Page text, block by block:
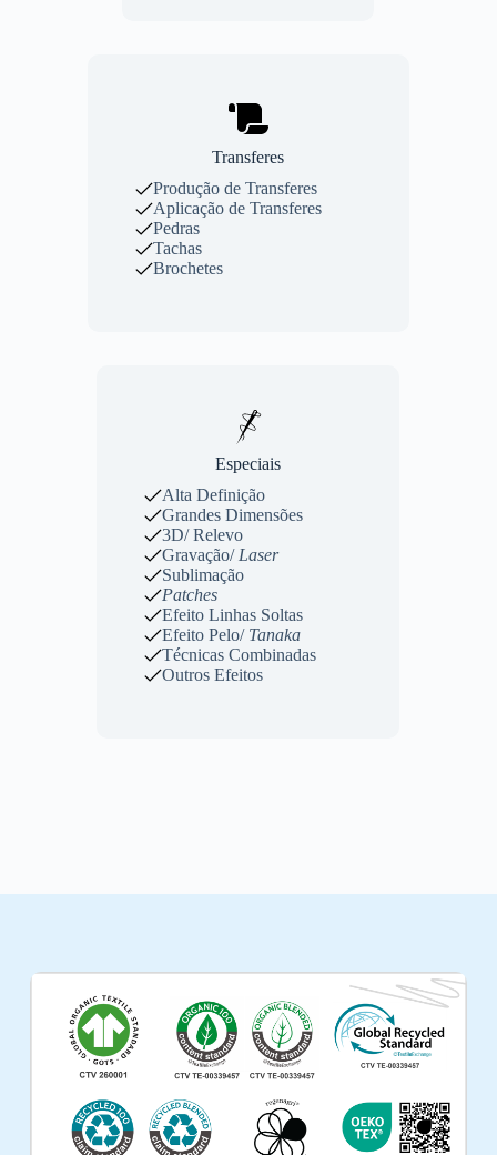
Transferes
Produção de Transferes
Aplicação de Transferes
Pedras
Tachas
Brochetes
Especiais
Alta Definição
Grandes Dimensões
3D/ Relevo
Gravação/Laser
Sublimação
Patches
Efeito Linhas Soltas
Efeito Pelo/ Tanaka
Técnicas Combinadas
Outros Efeitos